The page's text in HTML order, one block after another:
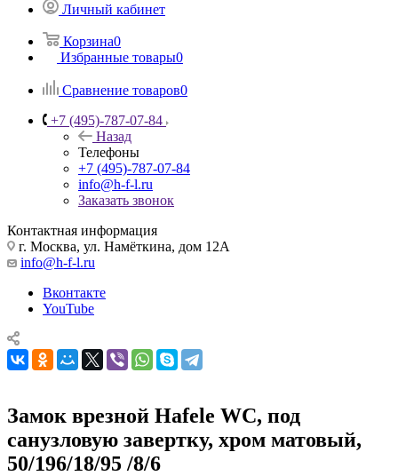
Личный кабинет
Корзина0
Избранные товары0
Сравнение товаров0
+7 (495)-787-07-84
Назад
Телефоны
+7 (495)-787-07-84
info@h-f-l.ru
Заказать звонок
Контактная информация
г. Москва, ул. Намёткина, дом 12А
info@h-f-l.ru
Вконтакте
YouTube
Замок врезной Hafele WC, под
санузловую завертку, хром матовый,
50/196/18/95 /8/6